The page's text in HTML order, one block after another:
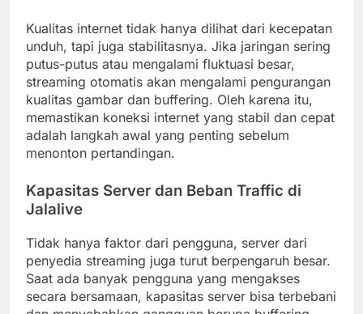
Kualitas internet tidak hanya dilihat dari kecepatan
unduh, tapi juga stabilitasnya. Jika jaringan sering
putus-putus atau mengalami fluktuasi besar,
streaming otomatis akan mengalami pengurangan
kualitas gambar dan buffering. Oleh karena itu,
memastikan koneksi internet yang stabil dan cepat
adalah langkah awal yang penting sebelum
menonton pertandingan.
Kapasitas Server dan Beban Traffic di
Jalalive
Tidak hanya faktor dari pengguna, server dari
penyedia streaming juga turut berpengaruh besar.
Saat ada banyak pengguna yang mengakses
secara bersamaan, kapasitas server bisa terbebani